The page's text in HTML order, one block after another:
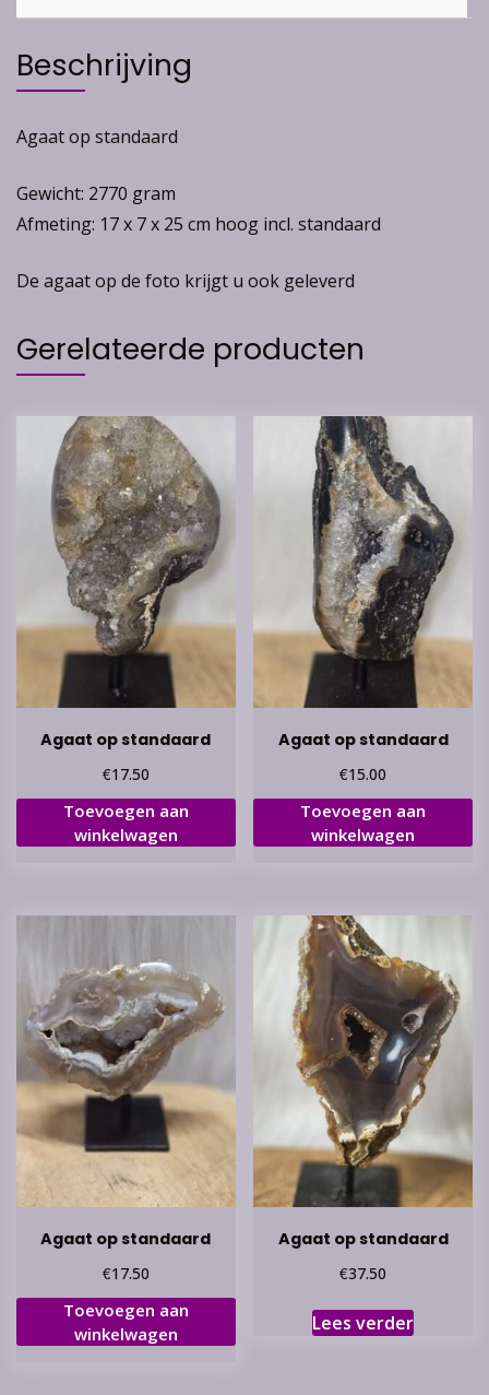
Beschrijving
Agaat op standaard
Gewicht: 2770 gram
Afmeting: 17 x 7 x 25 cm hoog incl. standaard
De agaat op de foto krijgt u ook geleverd
Gerelateerde producten
Agaat op standaard
€17.50
Toevoegen aan
winkelwagen
Agaat op standaard
€15.00
Toevoegen aan
winkelwagen
Agaat op standaard
€17.50
Toevoegen aan
winkelwagen
Agaat op standaard
€37.50
Lees verder